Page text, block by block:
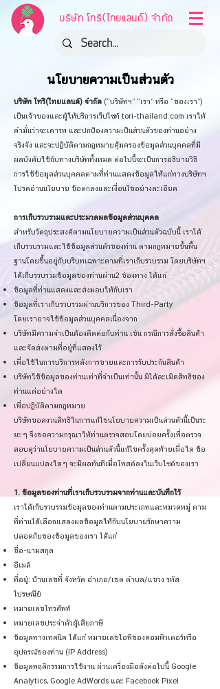
บริษัท โทริ(ไทยแลนด์) จำกัด
นโยบายความเป็นส่วนตัว
บริษัท โทริ(ไทยแลนด์) จำกัด (“บริษัทฯ” “เรา” หรือ “ของเรา”)
เป็นเจ้าของและผู้ให้บริการเว็ปไซท์ tori-thailand.com เราให้
คำมั่นว่าจะเคารพ และปกป้องความเป็นส่วนตัวของท่านอย่าง
จริงจัง และจะปฏิบัติตามกฎหมายคุ้มครองข้อมูลส่วนบุคคลที่มี
ผลบังคับใช้กับทางบริษัททั้งหมด ต่อไปนี้จะเป็นการอธิบายวิธี
การใช้ข้อมูลส่วนบุคคลตามที่ท่านแสดงข้อมูลให้แก่ทางบริษัทฯ
โปรดอ่านนโยบาย ข้อตกลงและเงื่อนไขอย่างละเอียด
การเก็บรวบรวมและประมวลผลข้อมูลส่วนบุคคล
สำหรับวัตถุประสงค์ตามนโยบายความเป็นส่วนตัวฉบับนี้ เราได้
เก็บรวบรวมและใช้ข้อมูลส่วนตัวของท่าน ตามกฎหมายขั้นพื้น
ฐานโดยขึ้นอยู่กับบริบทเฉพาะตามที่เราเก็บรวบรวม โดยบริษัทฯ
ได้เก็บรวบรวมข้อมูลของท่านผ่าน2 ช่องทาง ได้แก่
ข้อมูลที่ท่านแสดงและส่งมอบให้กับเรา
ข้อมูลที่เราเก็บรวบรวมผ่านบริการของ Third-Party
โดยเราอาจใช้ข้อมูลส่วนบุคคลเนื่องจาก
บริษัทมีความจำเป็นต้องติดต่อกับท่าน เช่น กรณีการสั่งซื้อสินค้า
และจัดส่งตามที่อยู่ที่แสดงไว้
เพื่อใช้ในการบริการหลังการขายและการรับประกันสินค้า
บริษัทใช้ข้อมูลของท่านเท่าที่จำเป็นเท่านั้น มิได้ละเมิดสิทธิของ
ท่านแต่อย่างใด
เพื่อปฏิบัติตามกฎหมาย
บริษัทขอสงวนสิทธิในการแก้ไขนโยบายความเป็นส่วนตัวนี้เป็นระ
ยะๆ จึงขอความกรุณาให้ท่านตรวจสอบโดยบ่อยครั้งเพื่อตรวจ
สอบดูว่านโยบายความเป็นส่วนตัวนี้แก้ไขครั้งสุดท้ายเมื่อใด ข้อ
เปลี่ยนแปลงใดๆ จะมีผลทันทีเมื่อโพสต์ลงในเว็บไซต์ของเรา
1. ข้อมูลของท่านที่เราเก็บรวบรวมจากท่านและบันทึกไว้
เราได้เก็บรวบรวมข้อมูลของท่านตามประเภทและหมวดหมู่ ตาม
ที่ท่านได้เลือกแสดงผลข้อมูลให้กับนโยบายรักษาความ
ปลอดภัยของข้อมูลของเรา ได้แก่
ชื่อ-นามสกุล
อีเมล์
ที่อยู่: บ้านเลขที่ จังหวัด อำเภอ/เขต ตำบล/แขวง รหัส
ไปรษณีย์
หมายเลขโทรศัพท์
หมายเลขประจำตัวผู้เสียภาษี
ข้อมูลทางเทคนิค ได้แก่ หมายเลขไอพีของคอมพิวเตอร์หรือ
อุปกรณ์ของท่าน (IP Address)
ข้อมูลพฤติกรรมการใช้งาน ผ่านเครื่องมือดังต่อไปนี้ Google
Analytics, Google AdWords และ Facebook Pixel